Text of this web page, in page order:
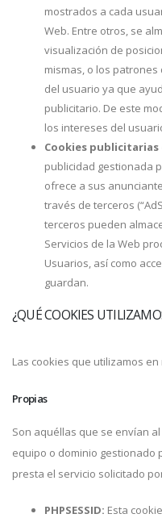
mostrados a cada
Web. Entre otros, se
visualización de
mismas, o los
del usuario ya que
publicitario. De este
los intereses del
Cookies publicitarias
publicidad gestionada
ofrece a sus
través de terceros
terceros pueden
Servicios de la Web
Usuarios, así como
guardan.
¿QUÉ COOKIES
Las cookies que utilizamos
Propias
Son aquéllas que se envían
equipo o dominio gestionado
presta el servicio solicitado
PHPSESSID: Esta